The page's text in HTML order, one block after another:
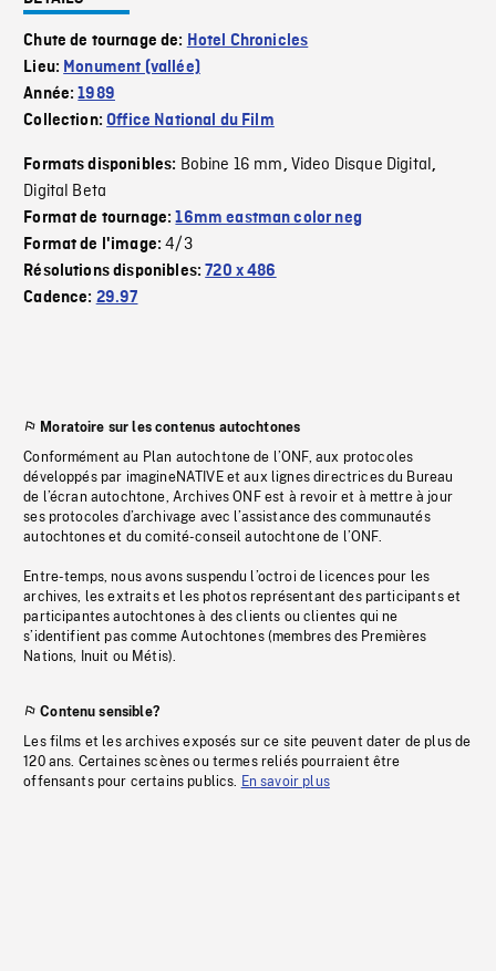
Chute de tournage de: Hotel Chronicles
Lieu: Monument (vallée)
Année:1989
Collection:Office National du Film
Formats disponibles: Bobine 16 mm, Video Disque Digital,
Digital Beta
Format de tournage:16mm eastman color neg
Format de l'image:4/3
Résolutions disponibles:720 x 486
Cadence: 29.97
Moratoire sur les contenus autochtones
Conformément au Plan autochtone de l’ONF, aux protocoles
développés par imagineNATIVE et aux lignes directrices du Bureau
de l’écran autochtone, Archives ONF est à revoir et à mettre à jour
ses protocoles d’archivage avec l’assistance des communautés
autochtones et du comité-conseil autochtone de l’ONF.
Entre-temps, nous avons suspendu l’octroi de licences pour les
archives, les extraits et les photos représentant des participants et
participantes autochtones à des clients ou clientes qui ne
s’identifient pas comme Autochtones (membres des Premières
Nations, Inuit ou Métis).
Contenu sensible?
Les films et les archives exposés sur ce site peuvent dater de plus de
120 ans. Certaines scènes ou termes reliés pourraient être
offensants pour certains publics. En savoir plus